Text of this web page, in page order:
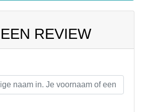
REVIEW